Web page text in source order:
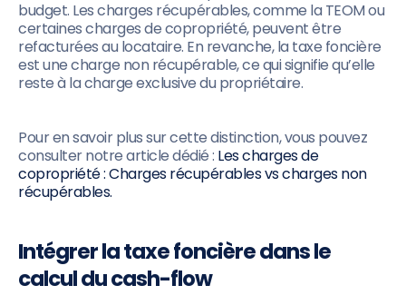
budget. Les charges récupérables, comme la TEOM ou
certaines charges de copropriété, peuvent être
refacturées au locataire. En revanche, la taxe foncière
est une charge non récupérable, ce qui signifie qu’elle
reste à la charge exclusive du propriétaire.
Pour en savoir plus sur cette distinction, vous pouvez
consulter notre article dédié : Les charges de
copropriété : Charges récupérables vs charges non
récupérables.
Intégrer la taxe foncière dans le
calcul du cash-flow